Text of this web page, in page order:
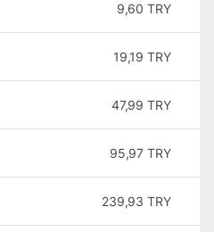
9,60 TRY
19,19 TRY
47,99 TRY
95,97 TRY
239,93 TRY